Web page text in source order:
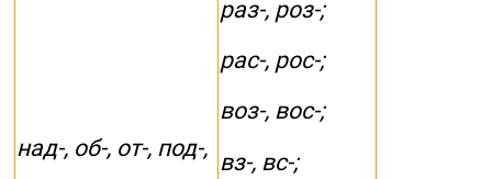
над-, об-, от-, под-,
раз-, роз-;
рас-, рос-;
воз-, вос-;
вз-, вс-;